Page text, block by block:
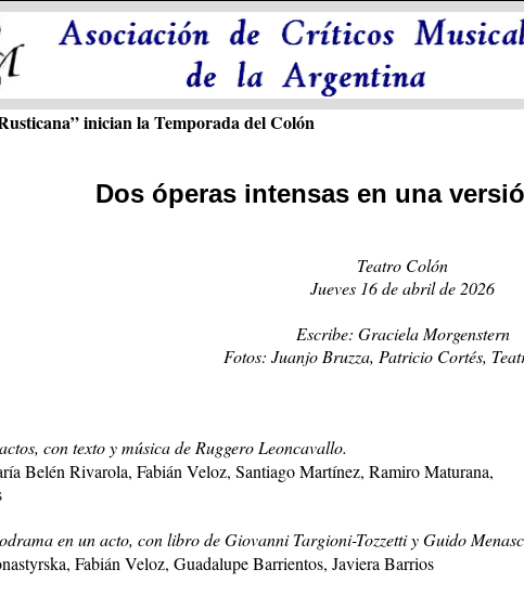
inician la Temporada del Colón
Dos óperas intensas en una
Teatro Colón
Jueves 16 de abril de 2026
Escribe: Graciela Morgenstern
Fotos: Juanjo Bruzza, Patricio Cortés,
con texto y música de Ruggero Leoncavallo.
Belén Rivarola, Fabián Veloz, Santiago Martínez, Ramiro Maturana,
en un acto, con libro de Giovanni Targioni-Tozzetti y Guido
Fabián Veloz, Guadalupe Barrientos, Javiera Barrios